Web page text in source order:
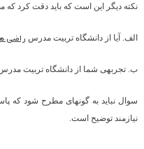
نکته دیگر این است که باید دقت کرد
الف. آیا از دانشگاه تربیت مدرس راضی
ب. تجربه­ی شما از دانشگاه تربیت
سوال نباید به گونه­ای مطرح شود که
نیازمند توضیح است.